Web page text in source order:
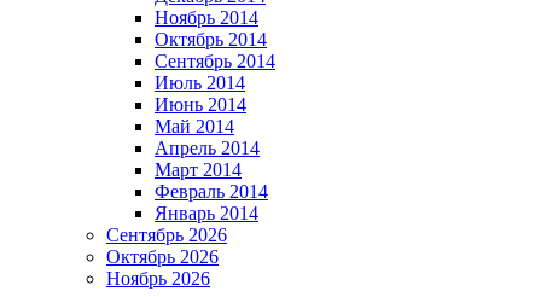
Ноябрь 2014
Октябрь 2014
Сентябрь 2014
Июль 2014
Июнь 2014
Май 2014
Апрель 2014
Март 2014
Февраль 2014
Январь 2014
Сентябрь 2026
Октябрь 2026
Ноябрь 2026